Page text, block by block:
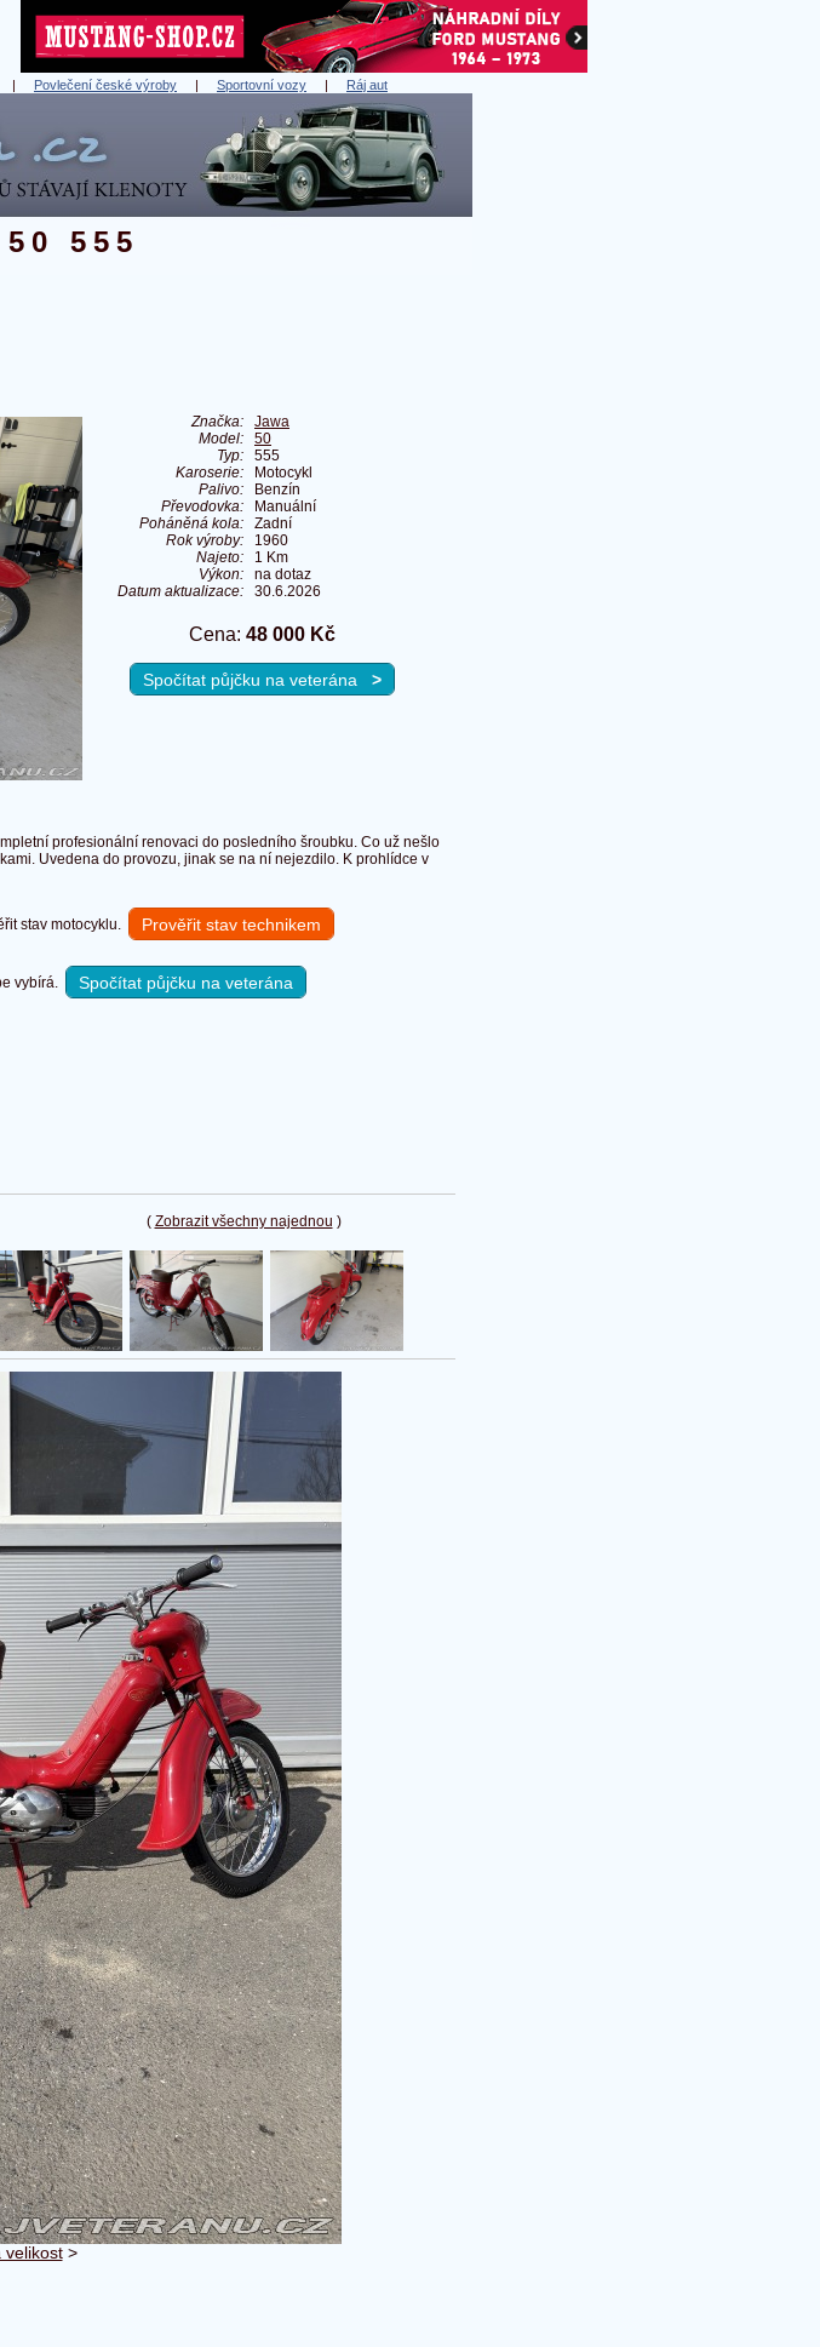
| Povlečení české výroby | Sportovní vozy | Ráj aut
555
Značka:
Jawa
Model:
50
Typ:
555
Karoserie:
Motocykl
Palivo:
Benzín
Převodovka:
Manuální
Poháněná kola:
Zadní
Rok výroby:
1960
Najeto:
1 Km
Výkon:
na dotaz
Datum aktualizace:
30.6.2026
Cena: 48 000 Kč
Spočítat půjčku na veterána >
profesionální renovaci do posledního šroubku. Co už nešlo
Uvedena do provozu, jinak se na ní nejezdilo. K prohlídce v
stav motocyklu. Prověřit stav technikem
vybírá. Spočítat půjčku na veterána
( Zobrazit všechny najednou )
velikost>